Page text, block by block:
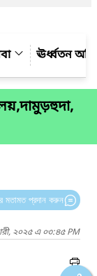
ঊর্ধ্বতন
মতামত প্রদান করুন
২০২৫ এ ০৩:৪৫ PM